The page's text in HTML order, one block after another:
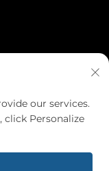
Materials Co., Ltd. Alle
our services.
click Personalize